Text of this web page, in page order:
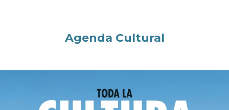
Agenda Cultural